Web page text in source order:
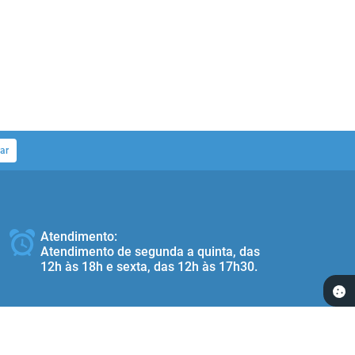
Atendimento:
Atendimento de segunda a quinta, das
12h às 18h e sexta, das 12h às 17h30.